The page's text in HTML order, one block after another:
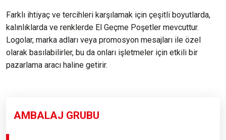
AMBALAJ GRUBU
Farklı ihtiyaç ve tercihleri ​​karşılamak için çeşitli boyutlarda,
kalınlıklarda ve renklerde El Geçme Poşetler mevcuttur.
Logolar, marka adları veya promosyon mesajları ile özel
olarak basılabilirler, bu da onları işletmeler için etkili bir
pazarlama aracı haline getirir.